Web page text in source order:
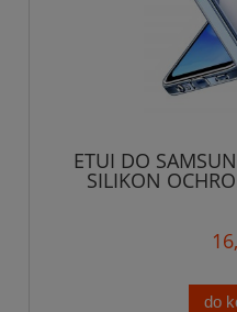
ETUI DO
SILIKON
do